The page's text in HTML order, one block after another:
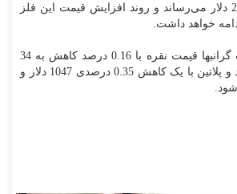
روزهای آینده به 2800 دلار می‌رساند و روند افزایش قیمت این فلز
در میان سایر فلزات گرانبها قیمت نقره با 0.16 درصد کاهش به 34
دلار و 39 سنت رسید و پلاتین با یک کاهش 0.35 درصدی 1047 دلار و